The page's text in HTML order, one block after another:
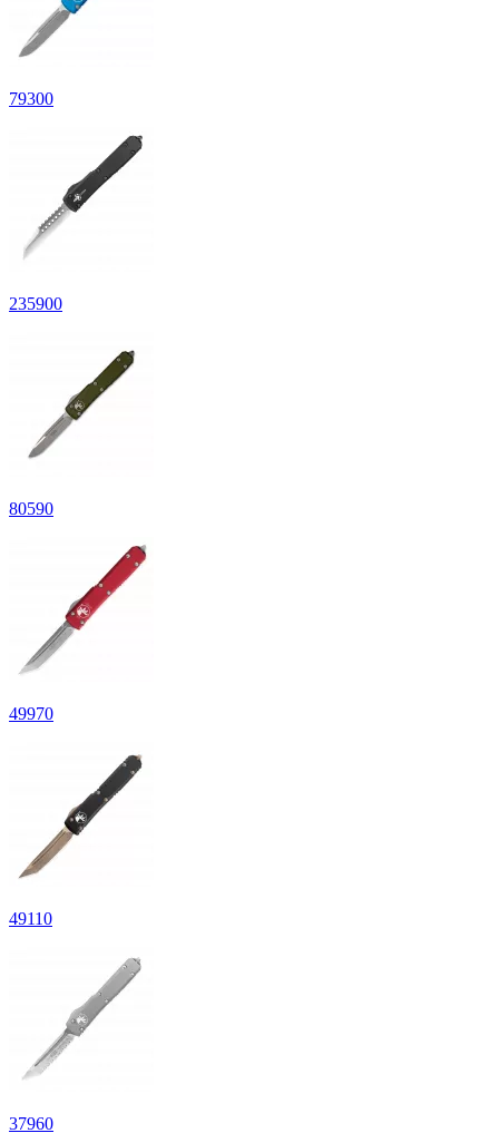
79300
235900
80590
49970
49110
37960